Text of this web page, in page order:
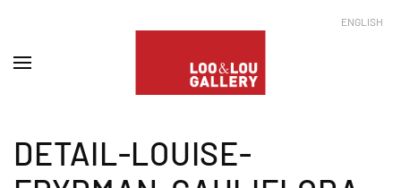
ENGLISH
DETAIL-LOUISE-